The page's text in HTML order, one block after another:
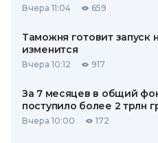
Вчера 11:04 659
Таможня готовит запуск
изменится
Вчера 10:12 917
За 7 месяцев в общий
поступило более 2 трлн
Вчера 10:00 172